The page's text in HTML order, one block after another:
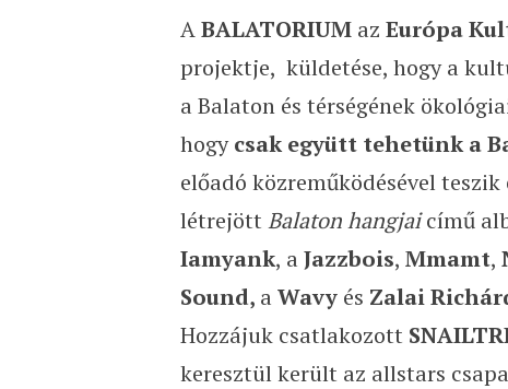
ABALATORIUM az Európa
projektje, küldetése, hogy a
a Balaton és térségének
hogycsak együtt tehetünk a
előadó közreműködésével teszik
létrejött Balaton hangjaicímű
Iamyank, a Jazzbois, Mmamt,
Sound, a Wavyés Zalai
Hozzájuk csatlakozott
keresztül került az allstars